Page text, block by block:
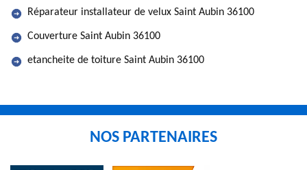
Réparateur installateur de velux Saint Aubin 36100
Couverture Saint Aubin 36100
etancheite de toiture Saint Aubin 36100
NOS PARTENAIRES